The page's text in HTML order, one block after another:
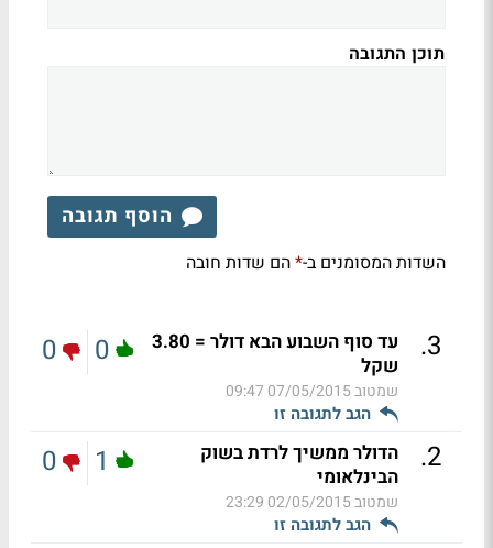
תוכן התגובה
הוסף תגובה
השדות המסומנים ב-*הם שדות חובה
3
.
עד סוף השבוע הבא דולר = 3.80
שקל
שמטוב07/05/2015 09:47
הגב לתגובה זו
0
0
2
.
הדולר ממשיך לרדת בשוק
הבינלאומי
שמטוב02/05/2015 23:29
הגב לתגובה זו
1
0